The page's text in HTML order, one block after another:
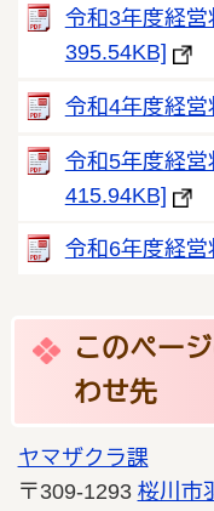
令和3年度経営
395.54KB]
令和4年度経
令和5年度経
415.94KB]
令和6年度経
このペー
わせ先
ヤマザクラ課
〒309-1293 桜川市